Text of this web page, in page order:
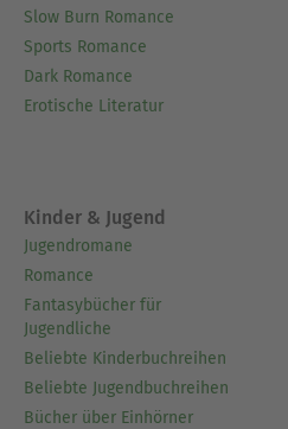
Slow Burn Romance
Sports Romance
Dark Romance
Erotische Literatur
Kinder & Jugend
Jugendromane
Romance
Fantasybücher für
Jugendliche
Beliebte Kinderbuchreihen
Beliebte Jugendbuchreihen
Bücher über Einhörner